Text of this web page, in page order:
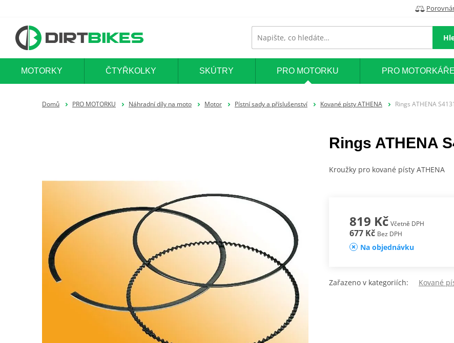
MOTORKY ČTYŘKOLKY SKÚTRY PRO MOTORKU PRO MOTORKÁŘE
Domů PRO MOTORKU Náhradní díly na moto Motor Pístní sady a příslušenství Kované písty ATHENA Rings ATHENA
Rings ATHENA
Kroužky pro kované písty ATHENA
819 Kč Včetně DPH
677 Kč Bez DPH
Na objednávku
Zařazeno v kategoriích: Kované